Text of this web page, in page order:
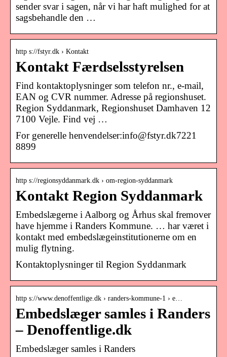
sender svar i sagen, når vi har haft mulighed for at
sagsbehandle den …
http s://fstyr.dk › Kontakt
Kontakt Færdselsstyrelsen
Find kontaktoplysninger som telefon nr., e-mail,
EAN og CVR nummer. Adresse på regionshuset.
Region Syddanmark, Regionshuset Damhaven 12
7100 Vejle. Find vej …
For generelle henvendelser:info@fstyr.dk7221
8899
http s://regionsyddanmark.dk › om-region-syddanmark
Kontakt Region Syddanmark
Embedslægerne i Aalborg og Århus skal fremover
have hjemme i Randers Kommune. … har været i
kontakt med embedslægeinstitutionerne om en
mulig flytning.
Kontaktoplysninger til Region Syddanmark
http s://www.denoffentlige.dk › randers-kommune-1 › e…
Embedslæger samles i Randers
– Denoffentlige.dk
Embedslæger samles i Randers